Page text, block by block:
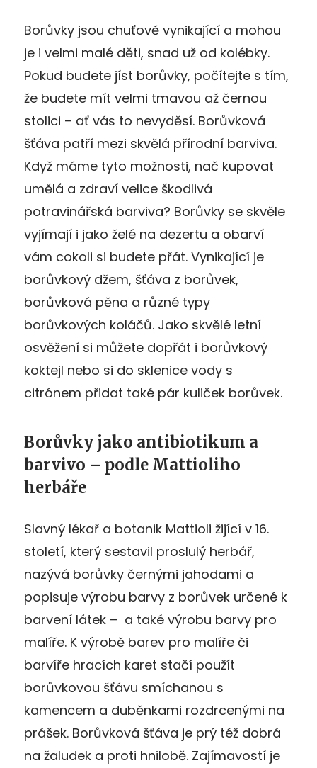
Borůvky jsou chuťově vynikající a mohou
je i velmi malé děti, snad už od kolébky.
Pokud budete jíst borůvky, počítejte s tím,
že budete mít velmi tmavou až černou
stolici – ať vás to nevyděsí. Borůvková
šťáva patří mezi skvělá přírodní barviva.
Když máme tyto možnosti, nač kupovat
umělá a zdraví velice škodlivá
potravinářská barviva? Borůvky se skvěle
vyjímají i jako želé na dezertu a obarví
vám cokoli si budete přát. Vynikající je
borůvkový džem, šťáva z borůvek,
borůvková pěna a různé typy
borůvkových koláčů. Jako skvělé letní
osvěžení si můžete dopřát i borůvkový
koktejl nebo si do sklenice vody s
citrónem přidat také pár kuliček borůvek.
Borůvky jako antibiotikum a
barvivo – podle Mattioliho
herbáře
Slavný lékař a botanik Mattioli žijící v 16.
století, který sestavil proslulý herbář,
nazývá borůvky černými jahodami a
popisuje výrobu barvy z borůvek určené k
barvení látek – a také výrobu barvy pro
malíře. K výrobě barev pro malíře či
barvíře hracích karet stačí použít
borůvkovou šťávu smíchanou s
kamencem a duběnkami rozdrcenými na
prášek. Borůvková šťáva je prý též dobrá
na žaludek a proti hnilobě. Zajímavostí je